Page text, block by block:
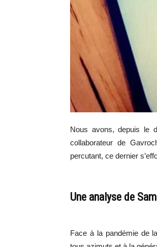
Nous avons, depuis le
collaborateur de
percutant, ce dernier
Une analyse de
Face à la pandémie de